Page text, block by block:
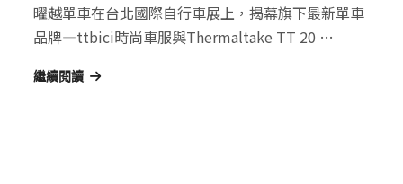
曜越單車在台北國際自行車展上，揭幕旗下最新單車
品牌—ttbici時尚車服與Thermaltake TT 20 …
繼續閱讀